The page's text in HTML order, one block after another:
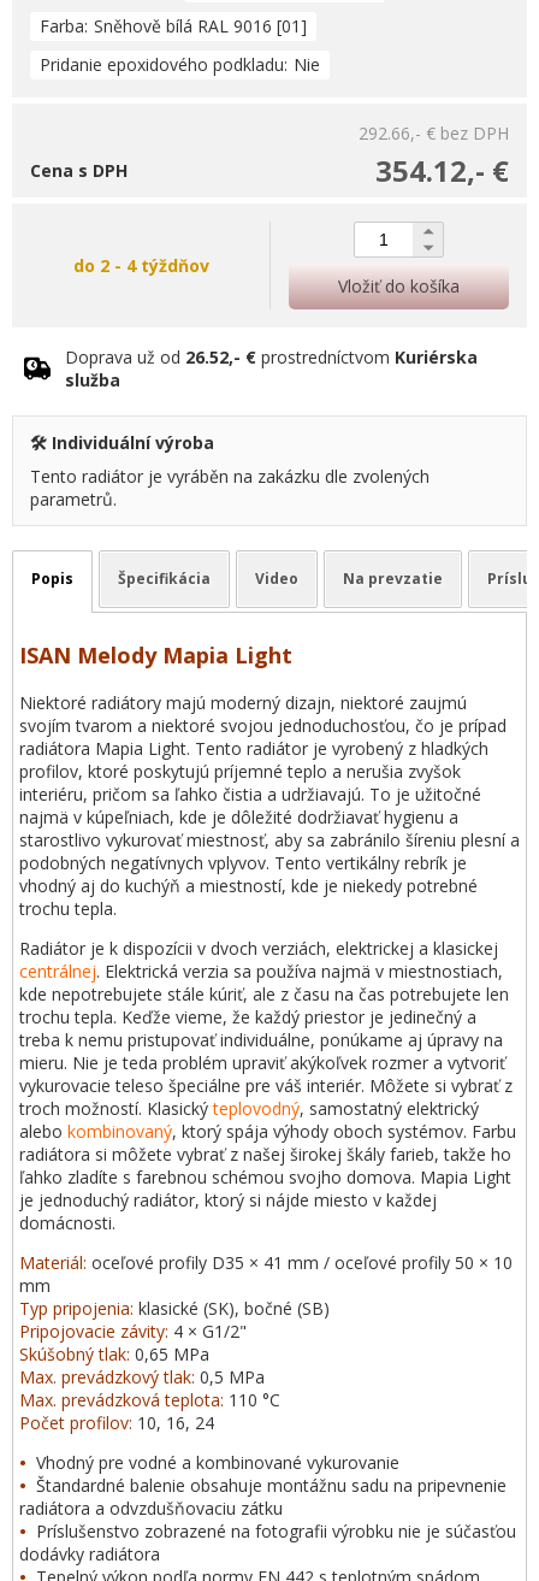
Farba Sněhově bílá RAL 9016 [01]
Pridanie epoxidového podkladu Nie
292.66,- € bez DPH
354.12,- €
Cena s DPH
do 2 - 4 týždňov
Vložiť do košíka
Doprava už od 26.52,- € prostredníctvom Kuriérska
služba
🛠️ Individuální výroba
Tento radiátor je vyráběn na zakázku dle zvolených
parametrů.
Popis Špecifikácia Video Na prevzatie
ISAN Melody Mapia Light
Niektoré radiátory majú moderný dizajn, niektoré zaujmú
svojím tvarom a niektoré svojou jednoduchosťou, čo je prípad
radiátora Mapia Light. Tento radiátor je vyrobený z hladkých
profilov, ktoré poskytujú príjemné teplo a nerušia zvyšok
interiéru, pričom sa ľahko čistia a udržiavajú. To je užitočné
najmä v kúpeľniach, kde je dôležité dodržiavať hygienu a
starostlivo vykurovať miestnosť, aby sa zabránilo šíreniu plesní a
podobných negatívnych vplyvov. Tento vertikálny rebrík je
vhodný aj do kuchýň a miestností, kde je niekedy potrebné
trochu tepla.
Radiátor je k dispozícii v dvoch verziách, elektrickej a klasickej
centrálnej. Elektrická verzia sa používa najmä v miestnostiach,
kde nepotrebujete stále kúriť, ale z času na čas potrebujete len
trochu tepla. Keďže vieme, že každý priestor je jedinečný a
treba k nemu pristupovať individuálne, ponúkame aj úpravy na
mieru. Nie je teda problém upraviť akýkoľvek rozmer a vytvoriť
vykurovacie teleso špeciálne pre váš interiér. Môžete si vybrať z
troch možností. Klasickýteplovodný, samostatný elektrický
alebo kombinovaný, ktorý spája výhody oboch systémov. Farbu
radiátora si môžete vybrať z našej širokej škály farieb, takže ho
ľahko zladíte s farebnou schémou svojho domova. Mapia Light
je jednoduchý radiátor, ktorý si nájde miesto v každej
domácnosti.
Materiál: oceľové profily D35 × 41 mm / oceľové profily 50 × 10
mm
Typ pripojenia: klasické (SK), bočné (SB)
Pripojovacie závity: 4 × G1/2"
Skúšobný tlak: 0,65 MPa
Max. prevádzkový tlak: 0,5 MPa
Max. prevádzková teplota: 110 °C
Počet profilov: 10, 16, 24
• Vhodný pre vodné a kombinované vykurovanie
• Štandardné balenie obsahuje montážnu sadu na pripevnenie
radiátora a odvzdušňovaciu zátku
• Príslušenstvo zobrazené na fotografii výrobku nie je súčasťou
dodávky radiátora
• Tepelný výkon podľa normy EN 442 s teplotným spádom